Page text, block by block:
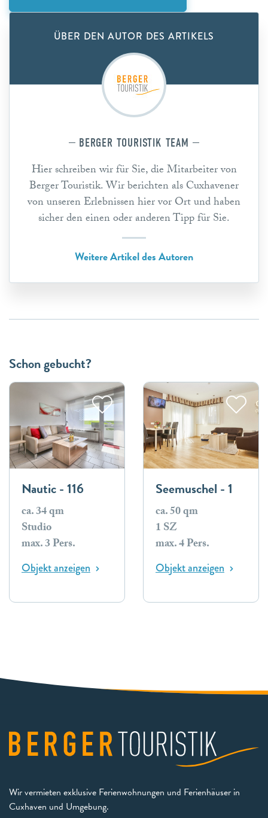
ÜBER DEN AUTOR DES ARTIKELS
BERGER TOURISTIK TEAM
Hier schreiben wir für Sie, die Mitarbeiter von
Berger Touristik. Wir berichten als Cuxhavener
von unseren Erlebnissen hier vor Ort und haben
sicher den einen oder anderen Tipp für Sie.
Weitere Artikel des Autoren
Schon gebucht?
Nautic - 116
ca. 34 qm
Studio
max. 3 Pers.
Objekt anzeigen
Seemuschel - 1
ca. 50 qm
1 SZ
max. 4 Pers.
Objekt anzeigen
Wir vermieten exklusive Ferienwohnungen und Ferienhäuser in
Cuxhaven und Umgebung.